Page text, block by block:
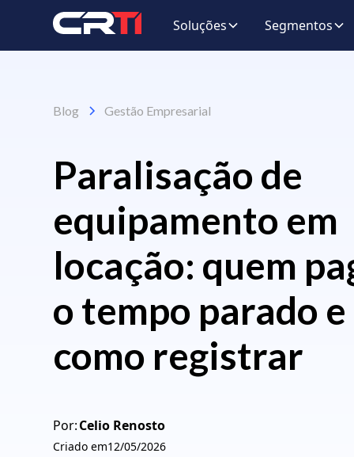
Soluções Segmentos
Blog Gestão Empresarial
Paralisação de
equipamento em
locação: quem
o tempo parado e
como registrar
Por:Celio Renosto
Criado em12/05/2026